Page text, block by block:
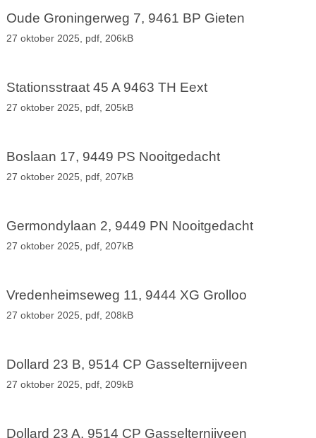
Oude Groningerweg 7, 9461 BP Gieten
27 oktober 2025, pdf, 206kB
Stationsstraat 45 A 9463 TH Eext
27 oktober 2025, pdf, 205kB
Boslaan 17, 9449 PS Nooitgedacht
27 oktober 2025, pdf, 207kB
Germondylaan 2, 9449 PN Nooitgedacht
27 oktober 2025, pdf, 207kB
Vredenheimseweg 11, 9444 XG Grolloo
27 oktober 2025, pdf, 208kB
Dollard 23 B, 9514 CP Gasselternijveen
27 oktober 2025, pdf, 209kB
Dollard 23 A, 9514 CP Gasselternijveen